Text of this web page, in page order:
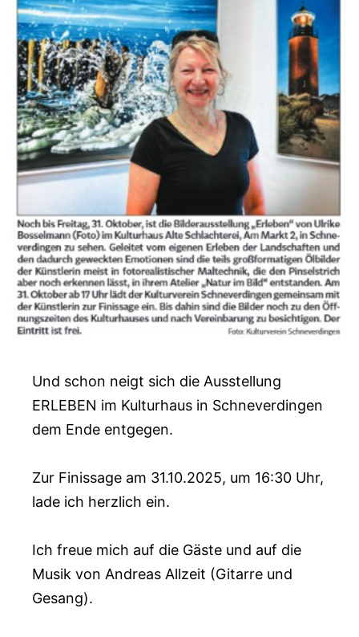
Und schon neigt sich die Ausstellung
ERLEBEN im Kulturhaus in Schneverdingen
dem Ende entgegen.
Zur Finissage am 31.10.2025, um 16:30 Uhr,
lade ich herzlich ein.
Ich freue mich auf die Gäste und auf die
Musik von Andreas Allzeit (Gitarre und
Gesang).